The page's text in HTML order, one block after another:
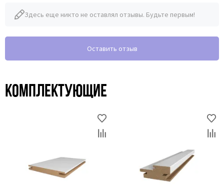
Здесь еще никто не оставлял отзывы. Будьте первым!
Оставить отзыв
Комплектующие